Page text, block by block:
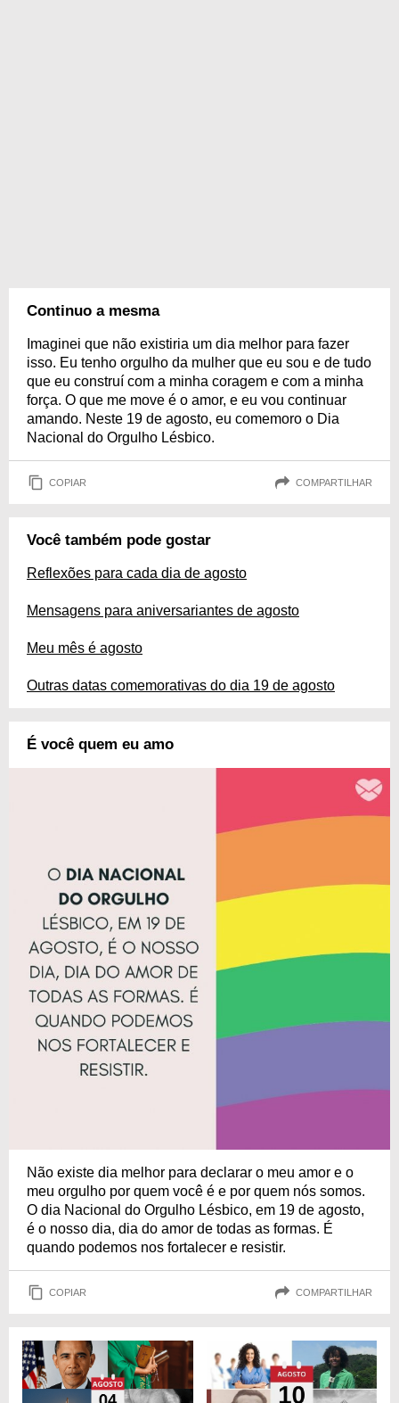
Continuo a mesma
Imaginei que não existiria um dia melhor para fazer
isso. Eu tenho orgulho da mulher que eu sou e de tudo
que eu construí com a minha coragem e com a minha
força. O que me move é o amor, e eu vou continuar
amando. Neste 19 de agosto, eu comemoro o Dia
Nacional do Orgulho Lésbico.
COPIAR COMPARTILHAR
Você também pode gostar
Reflexões para cada dia de agosto
Mensagens para aniversariantes de agosto
Meu mês é agosto
Outras datas comemorativas do dia 19 de agosto
É você quem eu amo
Não existe dia melhor para declarar o meu amor e o
meu orgulho por quem você é e por quem nós somos.
O dia Nacional do Orgulho Lésbico, em 19 de agosto,
é o nosso dia, dia do amor de todas as formas. É
quando podemos nos fortalecer e resistir.
COPIAR COMPARTILHAR